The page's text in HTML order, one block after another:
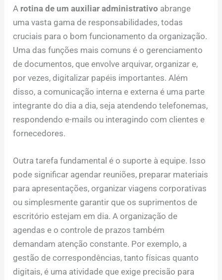
A rotina de um auxiliar administrativo abrange
uma vasta gama de responsabilidades, todas
cruciais para o bom funcionamento da organização.
Uma das funções mais comuns é o gerenciamento
de documentos, que envolve arquivar, organizar e,
por vezes, digitalizar papéis importantes. Além
disso, a comunicação interna e externa é uma parte
integrante do dia a dia, seja atendendo telefonemas,
respondendo e-mails ou interagindo com clientes e
fornecedores.
Outra tarefa fundamental é o suporte à equipe. Isso
pode significar agendar reuniões, preparar materiais
para apresentações, organizar viagens corporativas
ou simplesmente garantir que os suprimentos de
escritório estejam em dia. A organização de
agendas e o controle de prazos também
demandam atenção constante. Por exemplo, a
gestão de correspondências, tanto físicas quanto
digitais, é uma atividade que exige precisão para